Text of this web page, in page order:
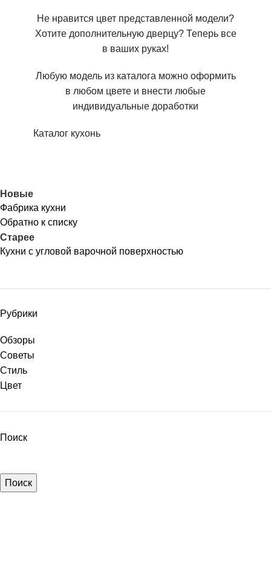
Не нравится цвет представленной модели?
Хотите дополнительную дверцу? Теперь все
в ваших руках!
Любую модель из каталога можно оформить
в любом цвете и внести любые
индивидуальные доработки
Каталог кухонь
Новые
Фабрика кухни
Обратно к списку
Старее
Кухни с угловой варочной поверхностью
Рубрики
Обзоры
Советы
Стиль
Цвет
Поиск
Поиск